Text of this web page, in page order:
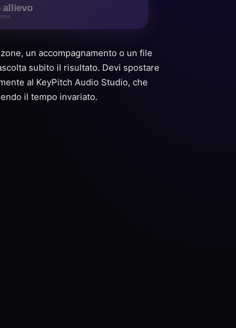
allievo
un accompagnamento o un file
subito il risultato. Devi spostare
al KeyPitch Audio Studio, che
il tempo invariato.